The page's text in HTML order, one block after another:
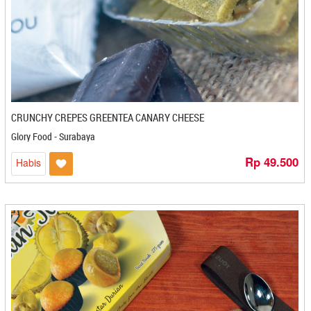
Mahabbah Salwis - Banjarbaru
Mahira Snack - Cilegon
Mak Abang - Bontang
Mak Plengeh - Kediri
Mama Dildan - Banjarbaru
Mamak Ketceh - Cilacap
Mamak Ketjeh - Cilacap
Mandainoor - Balikpapan
Manisan Jambu Aguan - Medan
Mantao Fya - Balikpapan
Mantao Pare - Makasar
Mariama - Kediri
Marquez - Medan
MAWAR BODAS - Cilegon
Mayasari Bakery - Bandung
Mbak Naning - Kediri
Meatless Kingdom - Bandung
Medan Napoleon - Medan
CRUNCHY CREPES GREENTEA CANARY CHEESE
Glory Food - Surabaya
Habis Rp 49.500